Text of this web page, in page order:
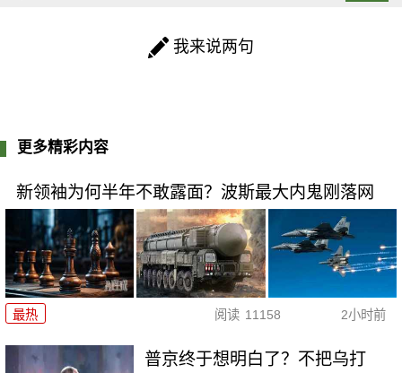
我来说两句
更多精彩内容
新领袖为何半年不敢露面？波斯最大内鬼刚落网
最热 阅读 11158 2小时前
普京终于想明白了？不把乌打